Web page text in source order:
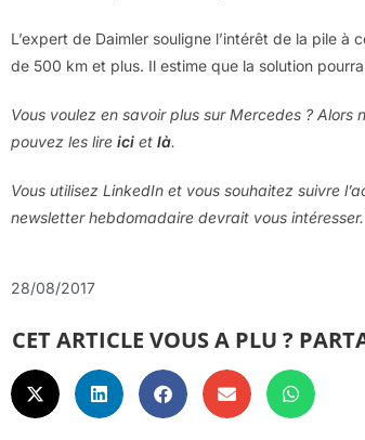
L’expert de Daimler souligne l’intérêt de la pile
de 500 km et plus. Il estime que la solution
Vous voulez en savoir plus sur Mercedes ?
pouvez les lire ici et là.
Vous utilisez LinkedIn et vous souhaitez suivre
newsletter hebdomadaire devrait vous
28/08/2017
CET ARTICLE VOUS A PLU ?